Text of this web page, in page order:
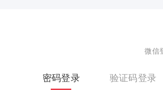
微信
密码登录 验证码登录